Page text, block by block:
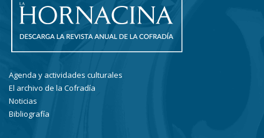
Agenda y actividades culturales
El archivo de la Cofradía
Noticias
Bibliografía